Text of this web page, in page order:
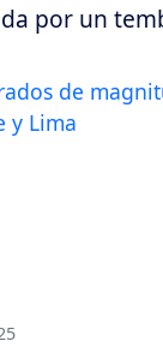
por un